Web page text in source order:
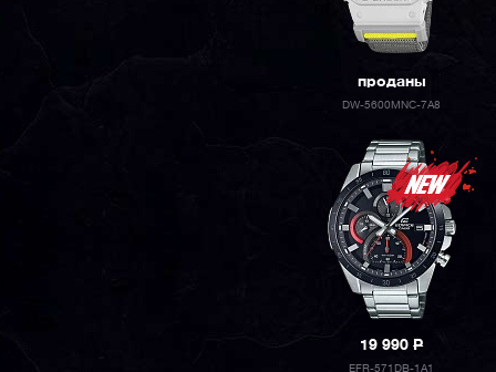
проданы
DW-5600MNC-7A8
19 990P
EFR-571DB-1A1